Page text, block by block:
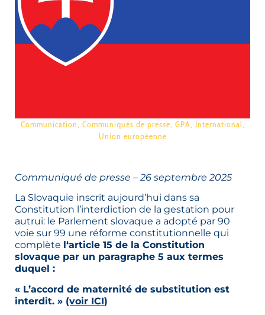
Communication, Communiqués de presse, GPA, International,
Union européenne
Communiqué de presse – 26 septembre 2025
La Slovaquie inscrit aujourd’hui dans sa
Constitution l’interdiction de la gestation pour
autrui: le Parlement slovaque a adopté par 90
voie sur 99 une réforme constitutionnelle qui
complète l‘article 15 de la Constitution
slovaque par un paragraphe 5 aux termes
duquel :
« L’accord de maternité de substitution est
interdit. » (voir ICI)